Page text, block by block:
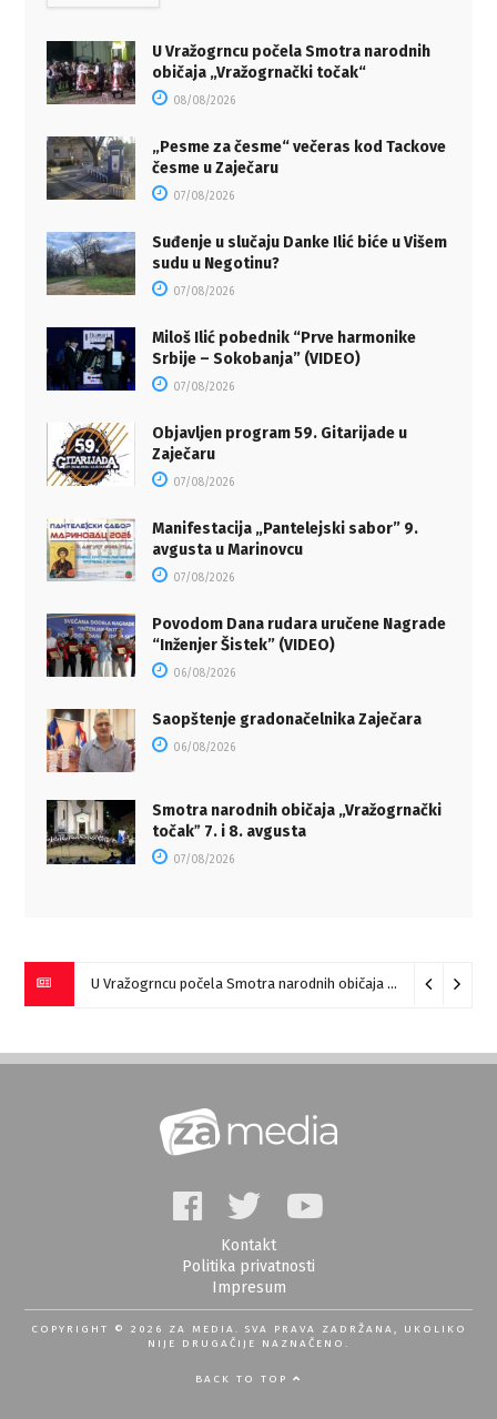
U Vražogrncu počela Smotra narodnih
običaja „Vražogrnački točak“
08/08/2026
„Pesme za česme“ večeras kod Tackove
česme u Zaječaru
07/08/2026
Suđenje u slučaju Danke Ilić biće u Višem
sudu u Negotinu?
07/08/2026
Miloš Ilić pobednik “Prve harmonike
Srbije – Sokobanja” (VIDEO)
07/08/2026
Objavljen program 59. Gitarijade u
Zaječaru
07/08/2026
Manifestacija „Pantelejski sabor” 9.
avgusta u Marinovcu
07/08/2026
Povodom Dana rudara uručene Nagrade
“Inženjer Šistek” (VIDEO)
06/08/2026
Saopštenje gradonačelnika Zaječara
06/08/2026
Smotra narodnih običaja „Vražogrnački
točakˮ 7. i 8. avgusta
07/08/2026
U Vražogrncu počela Smotra narodnih običaja „Vražogrnački točak“
Kontakt
Politika privatnosti
Impresum
COPYRIGHT © 2026 ZA MEDIA. SVA PRAVA ZADRŽANA, UKOLIKO
NIJE DRUGAČIJE NAZNAČENO.
BACK TO TOP